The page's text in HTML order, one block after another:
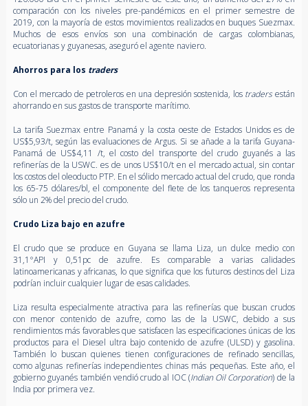
comparación con los niveles pre-pandémicos en el primer semestre de
2019, con la mayoría de estos movimientos realizados en buques Suezmax.
Muchos de esos envíos son una combinación de cargas colombianas,
ecuatorianas y guyanesas, aseguró el agente naviero.
Ahorros para los traders
Con el mercado de petroleros en una depresión sostenida, lostradersestán
ahorrando en sus gastos de transporte marítimo.
La tarifa Suezmax entre Panamá y la costa oeste de Estados Unidos es de
US$5,93/t, según las evaluaciones de Argus. Si se añade a la tarifa Guyana-
Panamá de US$4,11 /t, el costo del transporte del crudo guyanés a las
refinerías de la USWC. es de unos US$10/t en el mercado actual, sin contar
los costos del oleoducto PTP. En el sólido mercado actual del crudo, que ronda
los 65-75 dólares/bl, el componente del flete de los tanqueros representa
sólo un 2% del precio del crudo.
Crudo Liza bajo en azufre
El crudo que se produce en Guyana se llama Liza, un dulce medio con
31,1°API y 0,51pc de azufre. Es comparable a varias calidades
latinoamericanas y africanas, lo que significa que los futuros destinos del Liza
podrían incluir cualquier lugar de esas calidades.
Liza resulta especialmente atractiva para las refinerías que buscan crudos
con menor contenido de azufre, como las de la USWC, debido a sus
rendimientos más favorables que satisfacen las especificaciones únicas de los
productos para el Diesel ultra bajo contenido de azufre (ULSD) y gasolina.
También lo buscan quienes tienen configuraciones de refinado sencillas,
como algunas refinerías independientes chinas más pequeñas. Este año, el
gobierno guyanés también vendió crudo al IOC (Indian Oil Corporation) de la
India por primera vez.